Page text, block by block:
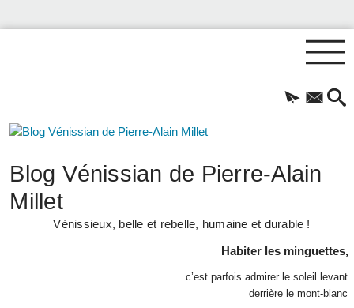
Blog Vénissian de Pierre-Alain
Millet
Vénissieux, belle et rebelle, humaine et durable !
Habiter les minguettes,
c’est parfois admirer le soleil levant
derrière le mont-blanc